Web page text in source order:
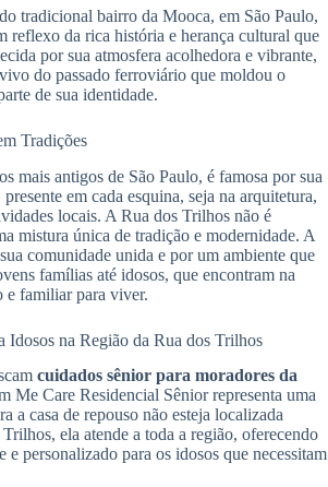
tradicional bairro da Mooca, em São Paulo,
reflexo da rica história e herança cultural que
por sua atmosfera acolhedora e vibrante,
do passado ferroviário que moldou o
de sua identidade.
Tradições
mais antigos de São Paulo, é famosa por sua
em cada esquina, seja na arquitetura,
locais. A Rua dos Trilhos não é
mistura única de tradição e modernidade. A
comunidade unida e por um ambiente que
famílias até idosos, que encontram na
e familiar para viver.
Idosos na Região da Rua dos Trilhos
cuidados sênior para moradores da
Me Care Residencial Sênior representa uma
a casa de repouso não esteja localizada
ela atende a toda a região, oferecendo
e personalizado para os idosos que necessitam